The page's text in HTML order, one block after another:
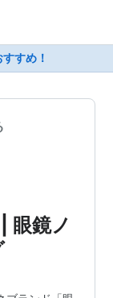
すめ！
眼鏡ノ